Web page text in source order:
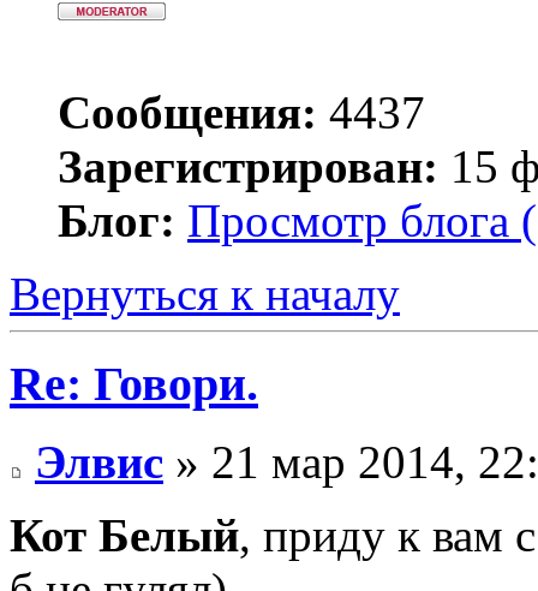
Сообщения: 4437
Зарегистрирован: 15
Блог: Просмотр блога
Вернуться к началу
Re: Говори.
Элвис » 21 мар 2014,
Кот Белый, приду к вам